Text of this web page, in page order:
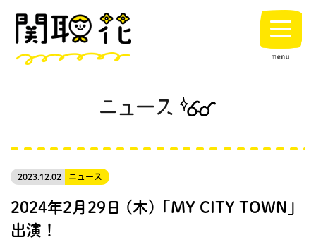
2023.12.02 ニュース
2024年2月29日 (木)「MY CITY TOWN」
出演！